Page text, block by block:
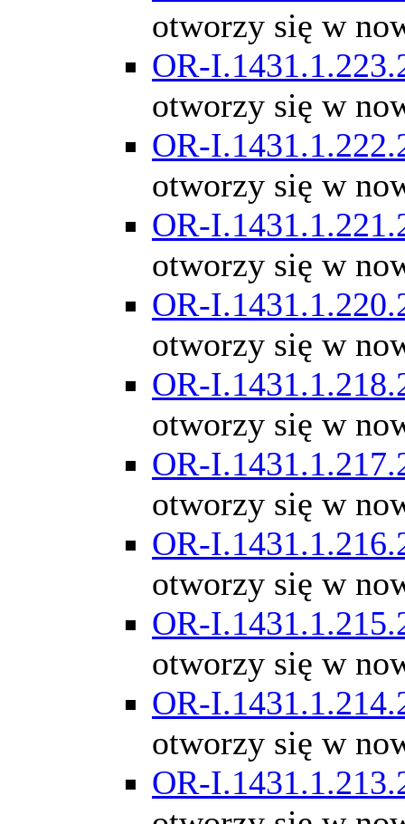
otworzy się w
OR-
otworzy się w
OR-
otworzy się w
OR-
otworzy się w
OR-
otworzy się w
OR-
otworzy się w
OR-
otworzy się w
OR-
otworzy się w
OR-
otworzy się w
OR-
otworzy się w
OR-